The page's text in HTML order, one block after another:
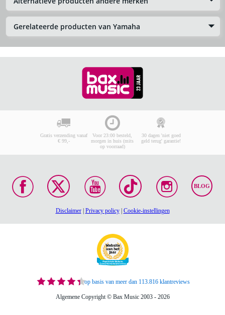
Gerelateerde producten van Yamaha
Gratis verzending vanaf
€ 99,-
Voor 23:00 besteld,
morgen in huis (mits
op voorraad)
30 dagen 'niet goed
geld terug' garantie!
BLOG
Disclaimer| Privacy policy| Cookie-instellingen
op basis van meer dan 113.816 klantreviews
Algemene Copyright © Bax Music 2003 - 2026